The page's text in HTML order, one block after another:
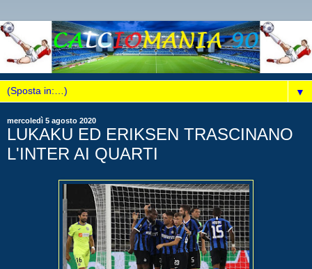
▼
mercoledì 5 agosto 2020
LUKAKU ED ERIKSEN TRASCINANO
L'INTER AI QUARTI